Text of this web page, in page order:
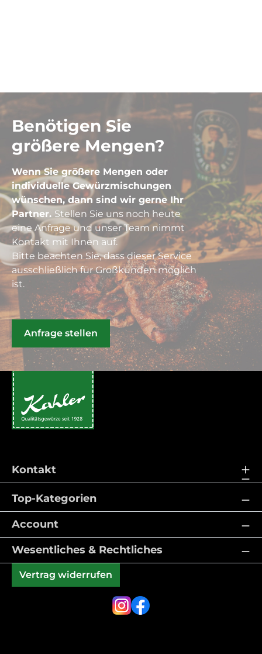
Benötigen Sie
größere Mengen?
Wenn Sie größere Mengen oder
individuelle Gewürzmischungen
wünschen, dann sind wir gerne Ihr
Partner. Stellen Sie uns noch heute
eine Anfrage und unser Team nimmt
Kontakt mit Ihnen auf.
Bitte beachten Sie, dass dieser Service
ausschließlich für Großkunden möglich
ist.
Anfrage stellen
Kontakt
Top-Kategorien
Account
Wesentliches & Rechtliches
Vertrag widerrufen